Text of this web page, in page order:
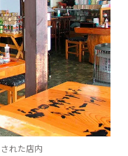
れた店内